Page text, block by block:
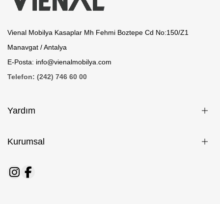
Vienal Mobilya Kasaplar Mh Fehmi Boztepe Cd No:150/Z1
Manavgat / Antalya
E-Posta: info@vienalmobilya.com
Telefon: (242) 746 60 00
Yardım
Kurumsal